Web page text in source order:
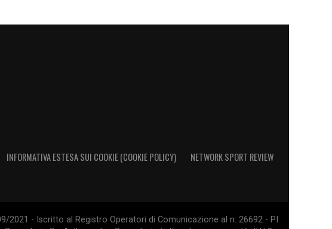
INFORMATIVA ESTESA SUI COOKIE (COOKIE POLICY) NETWORK SPORT REVIEW
- Iscritto al Registro Operatori di Comunicazione al n. 26692 - PI